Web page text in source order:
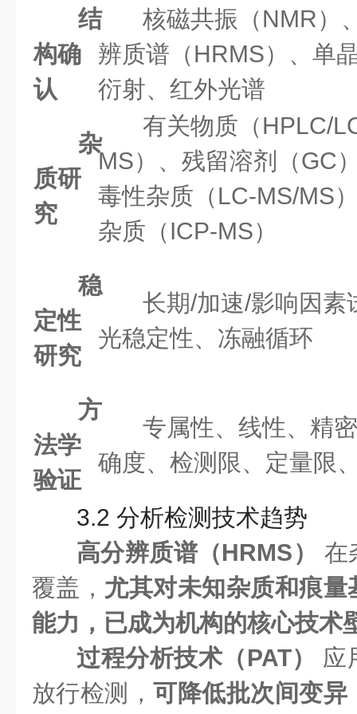
结
构确
认
核磁共振（NMR）
辨质谱（HRMS）、单
衍射、红外光谱
杂
质研
究
有关物质（HPLC/
MS）、残留溶剂（GC
毒性杂质（LC-MS/MS
杂质（ICP-MS）
稳
定性
研究
长期/加速/影响因素
光稳定性、冻融循环
方
法学
验证
专属性、线性、精
确度、检测限、定量限
3.2 分析检测技术趋势
高分辨质谱（HRMS）
在
覆盖， 尤其对未知杂质和痕
能力，已成为机构的核心技术
过程分析技术（PAT）
应
放行检测，可降低批次间变异